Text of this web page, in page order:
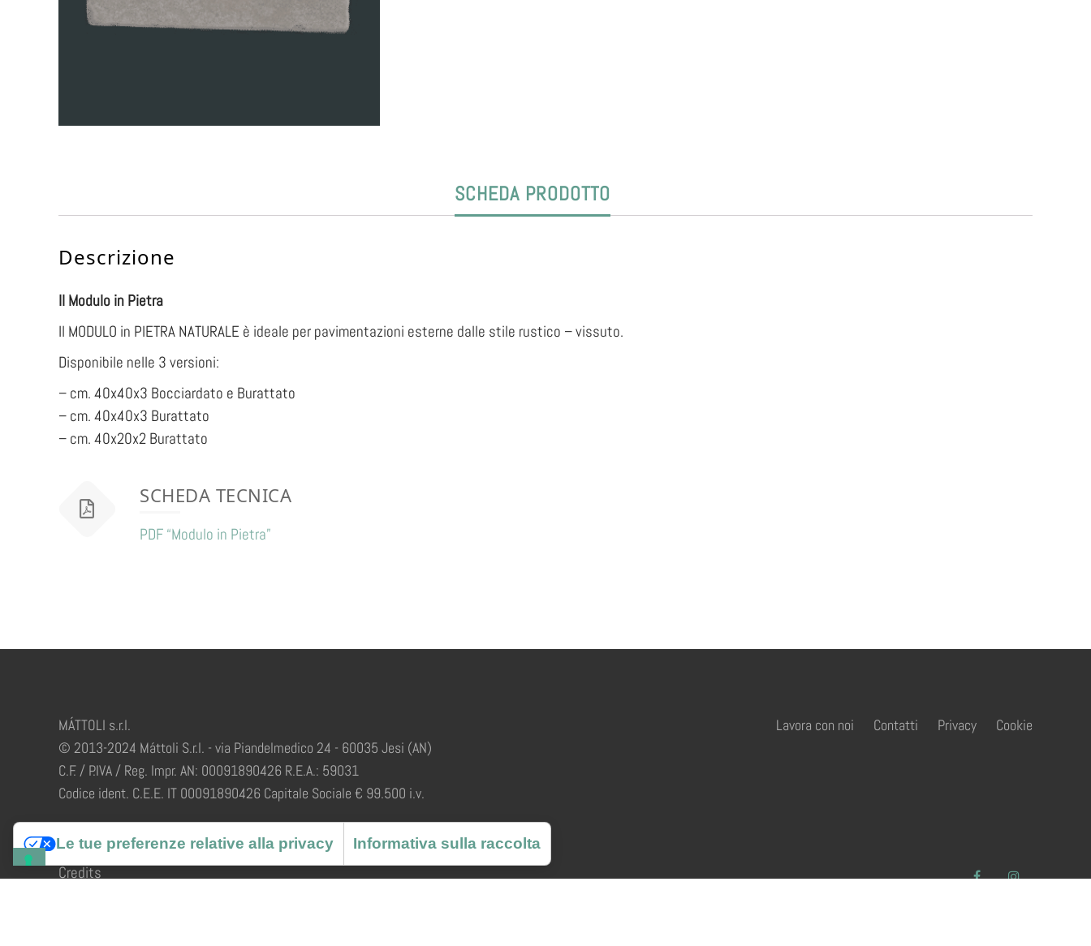
SCHEDA PRODOTTO
Descrizione
Il Modulo in Pietra
Il MODULO in PIETRA NATURALE è ideale per pavimentazioni esterne dalle stile rustico – vissuto.
Disponibile nelle 3 versioni:
– cm. 40x40x3 Bocciardato e Burattato
– cm. 40x40x3 Burattato
– cm. 40x20x2 Burattato
SCHEDA TECNICA
PDF “Modulo in Pietra”
MÁTTOLI s.r.l.
© 2013-2024 Máttoli S.r.l. - via Piandelmedico 24 - 60035 Jesi (AN)
C.F. / P.IVA / Reg. Impr. AN: 00091890426 R.E.A.: 59031
Codice ident. C.E.E. IT 00091890426 Capitale Sociale € 99.500 i.v.
Lavora con noi Contatti Privacy Cookie
Credits
Le tue preferenze relative alla privacy Informativa sulla raccolta